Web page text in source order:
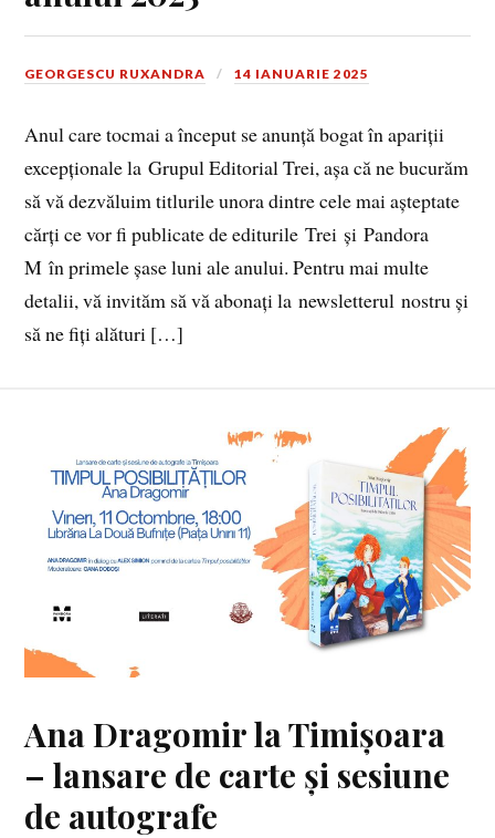
GEORGESCU RUXANDRA 14 IANUARIE 2025
Anul care tocmai a început se anunță bogat în apariții
excepționale la Grupul Editorial Trei, așa că ne bucurăm
să vă dezvăluim titlurile unora dintre cele mai așteptate
cărți ce vor fi publicate de editurile Trei și Pandora
M în primele șase luni ale anului. Pentru mai multe
detalii, vă invităm să vă abonați la newsletterul nostru și
să ne fiți alături […]
Ana Dragomir la Timișoara
– lansare de carte și sesiune
de autografe